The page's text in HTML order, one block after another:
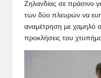
Ζηλανδίας σε πράσινο
των δύο πλευρών να
αναμέτρηση με χαμηλό
προκλήσεις του